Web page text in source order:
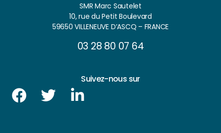
SMR Marc Sautelet
10, rue du Petit Boulevard
59650 VILLENEUVE D’ASCQ – FRANCE
03 28 80 07 64
Suivez-nous sur